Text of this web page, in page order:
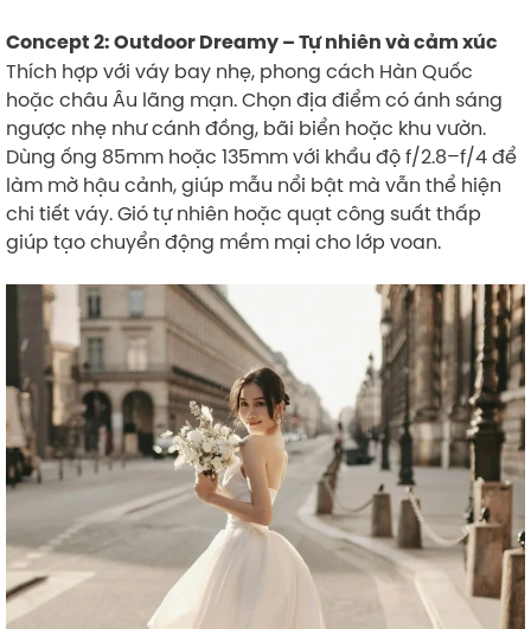
Concept 2: Outdoor Dreamy – Tự nhiên và cảm xúc
Thích hợp với váy bay nhẹ, phong cách Hàn Quốc
hoặc châu Âu lãng mạn. Chọn địa điểm có ánh sáng
ngược nhẹ như cánh đồng, bãi biển hoặc khu vườn.
Dùng ống 85mm hoặc 135mm với khẩu độ f/2.8–f/4 để
làm mờ hậu cảnh, giúp mẫu nổi bật mà vẫn thể hiện
chi tiết váy. Gió tự nhiên hoặc quạt công suất thấp
giúp tạo chuyển động mềm mại cho lớp voan.